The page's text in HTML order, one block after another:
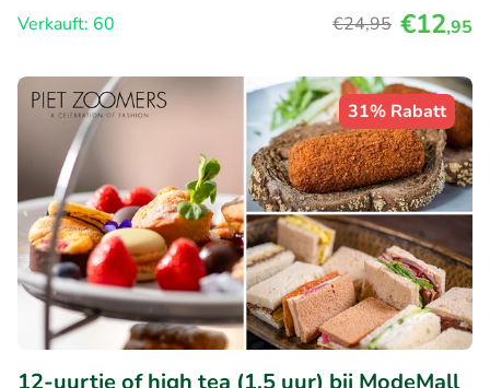
Verkauft: 60
€24,95 €12,95
31% Rabatt
12-uurtje of high tea (1,5 uur) bij ModeMall